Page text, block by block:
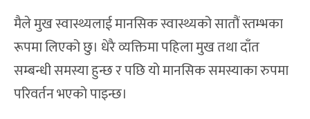
मैले मुख स्वास्थ्यलाई मानसिक स्वास्थ्यको सातौं स्तम्भका
रूपमा लिएको छु। धेरै व्यक्तिमा पहिला मुख तथा दाँत
सम्बन्धी समस्या हुन्छ र पछि यो मानसिक समस्याका रुपमा
परिवर्तन भएको पाइन्छ।